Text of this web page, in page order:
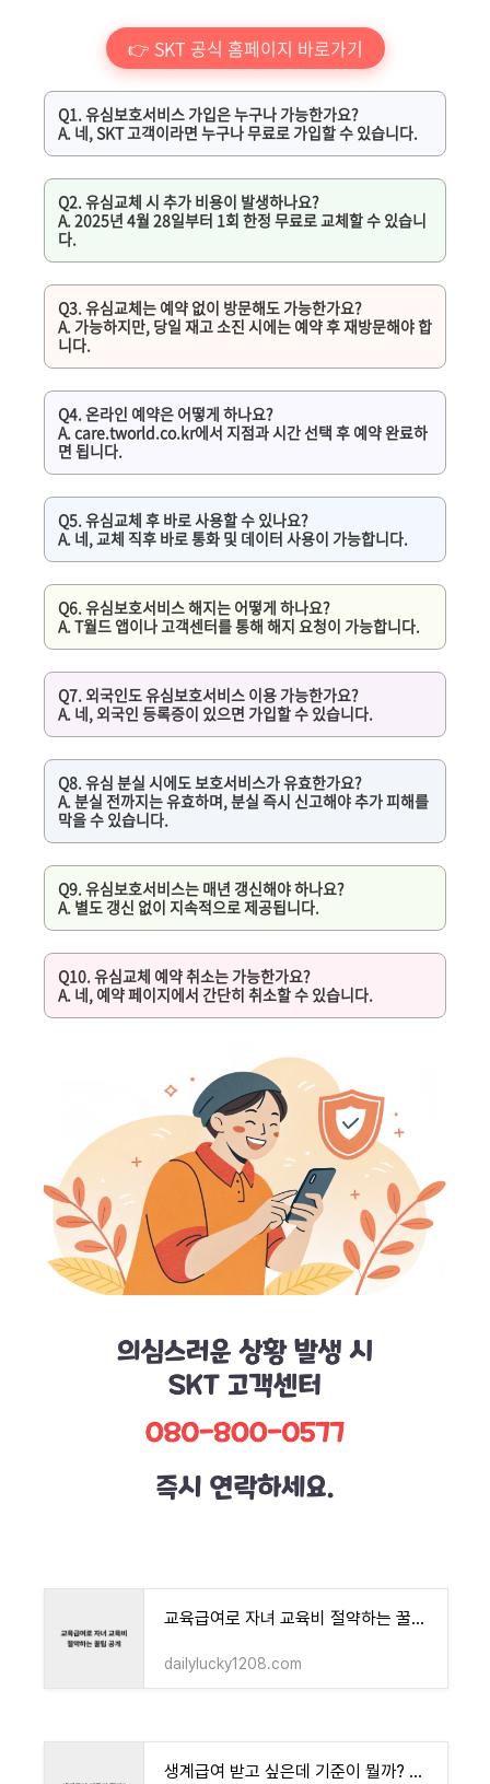
👉 SKT 공식 홈페이지 바로가기
Q1. 유심보호서비스 가입은 누구나 가능한가요?
A. 네, SKT 고객이라면 누구나 무료로 가입할 수 있습니다.
Q2. 유심교체 시 추가 비용이 발생하나요?
A. 2025년 4월 28일부터 1회 한정 무료로 교체할 수 있습니
다.
Q3. 유심교체는 예약 없이 방문해도 가능한가요?
A. 가능하지만, 당일 재고 소진 시에는 예약 후 재방문해야 합
니다.
Q4. 온라인 예약은 어떻게 하나요?
A. care.tworld.co.kr에서 지점과 시간 선택 후 예약 완료하
면 됩니다.
Q5. 유심교체 후 바로 사용할 수 있나요?
A. 네, 교체 직후 바로 통화 및 데이터 사용이 가능합니다.
Q6. 유심보호서비스 해지는 어떻게 하나요?
A. T월드 앱이나 고객센터를 통해 해지 요청이 가능합니다.
Q7. 외국인도 유심보호서비스 이용 가능한가요?
A. 네, 외국인 등록증이 있으면 가입할 수 있습니다.
Q8. 유심 분실 시에도 보호서비스가 유효한가요?
A. 분실 전까지는 유효하며, 분실 즉시 신고해야 추가 피해를
막을 수 있습니다.
Q9. 유심보호서비스는 매년 갱신해야 하나요?
A. 별도 갱신 없이 지속적으로 제공됩니다.
Q10. 유심교체 예약 취소는 가능한가요?
A. 네, 예약 페이지에서 간단히 취소할 수 있습니다.
교육급여로 자녀 교육비 절약하는 꿀팁 공개
dailylucky1208.com
생계급여 받고 싶은데 기준이 뭘까? 조건 완전 정리